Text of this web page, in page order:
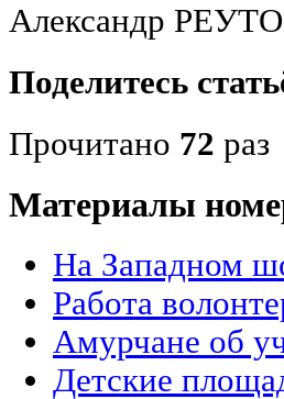
Александр
Поделитесь
Прочитано 72 раз
Материалы
На Западном
Работа
Амурчане об
Детские